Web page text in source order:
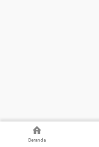
Beranda